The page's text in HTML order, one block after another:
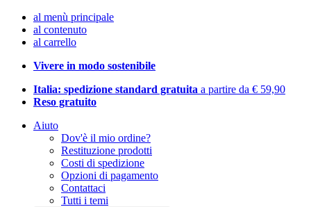
al menù principale
al contenuto
al carrello
Vivere in modo sostenibile
Italia: spedizione standard gratuita a partire da € 59,90
Reso gratuito
Aiuto
Dov'è il mio ordine?
Restituzione prodotti
Costi di spedizione
Opzioni di pagamento
Contattaci
Tutti i temi